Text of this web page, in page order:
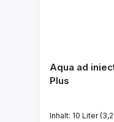
Aqua ad
Plus
Inhalt: 10 Liter